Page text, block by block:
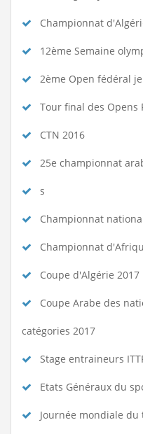
Championnat
12ème Semaine
2ème Open fédéral
Tour final des Opens
CTN 2016
25e championnat
s
Championnat
Championnat
Coupe d'Algérie 2017
Coupe Arabe des
catégories 2017
Stage entraineurs
Etats Généraux du
Journée mondiale